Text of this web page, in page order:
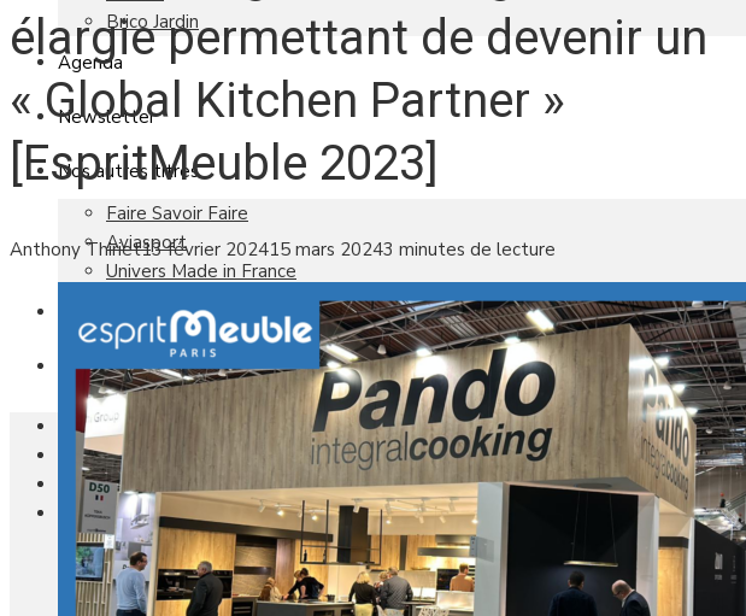
Brico Jardin
Agenda
Newsletter
Nos autres titres
Faire Savoir Faire
Aviasport
Univers Made in France
Qui sommes-nous
Contact
Le magazine
Actualités
Reportages
Les marchés
Blanc Brun
Mobilier
Cuisine
élargie permettant de devenir un
« Global Kitchen Partner »
[EspritMeuble 2023]
Anthony Thiriet13 février 202415 mars 20243 minutes de lecture